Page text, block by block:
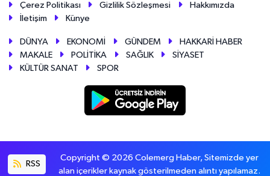
Çerez Politikası
Gizlilik Sözleşmesi
Hakkımızda
İletişim
Künye
DÜNYA EKONOMİ GÜNDEM
HAKKARİ HABER
MAKALE
POLİTİKA SAĞLIK
SİYASET
KÜLTÜR SANAT
SPOR
RSS
Copyright © 2026 Colemerg Haber, Sitemizde yer
alan içerikler kaynak gösterilmeden alıntı yapılamaz.